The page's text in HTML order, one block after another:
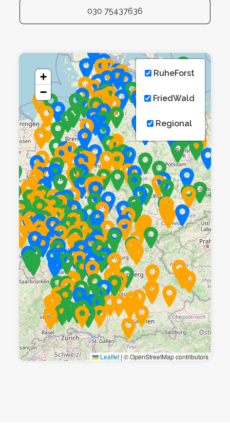
030 75437636
+
−
RuheForst
FriedWald
Regional
Leaflet | © OpenStreetMap contributors